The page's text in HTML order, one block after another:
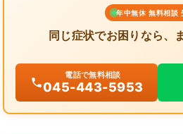
年中無休 無料相談
同じ症状でお困りなら、
電話で無料相談
045-443-5953